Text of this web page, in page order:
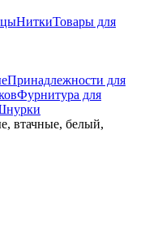
НиткиТовары для
Принадлежности для
Фурнитура для
втачные, белый,